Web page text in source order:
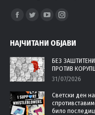
Find us on:
Facebook
opens
in
new
window
Twitter
opens
in
new
window
YouTube
opens
new
window
Instagram
opens
in
new
window
НАЈЧИТАНИ ОБЈАВИ
БЕЗ
ПРОТИВ
31/07/2026
Светски ден
било